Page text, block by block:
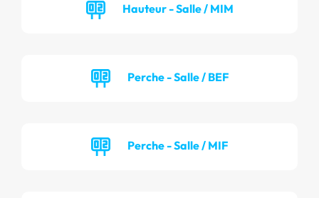
Hauteur - Salle / MIM
Perche - Salle / BEF
Perche - Salle / MIF